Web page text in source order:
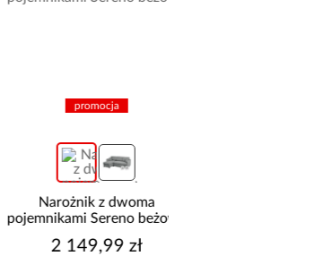
promocja
Narożnik z dwoma
Sereno beżowy
2 149,99 zł